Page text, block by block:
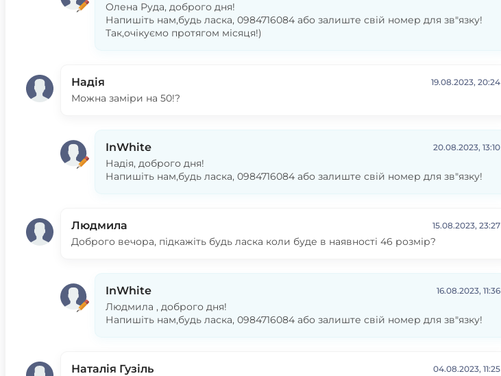
Олена Руда, доброго дня!
Напишіть нам,будь ласка, 0984716084 або залиште свій номер для зв"язку!
Так,очікуємо протягом місяця!)
Надія 19.08.2023, 20:24
Можна заміри на 50!?
InWhite 20.08.2023, 13:10
Надія, доброго дня!
Напишіть нам,будь ласка, 0984716084 або залиште свій номер для зв"язку!
Людмила 15.08.2023, 23:27
Доброго вечора, підкажіть будь ласка коли буде в наявності 46 розмір?
InWhite 16.08.2023, 11:36
Людмила , доброго дня!
Напишіть нам,будь ласка, 0984716084 або залиште свій номер для зв"язку!
Наталія Гузіль 04.08.2023, 11:25